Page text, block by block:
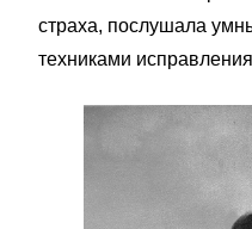
страха, послушала
техниками